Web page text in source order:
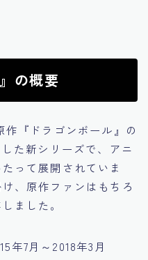
の概要
作『ドラゴンボール』の
た新シリーズで、アニ
って展開されていま
、原作ファンはもちろ
ました。
年7月～2018年3月